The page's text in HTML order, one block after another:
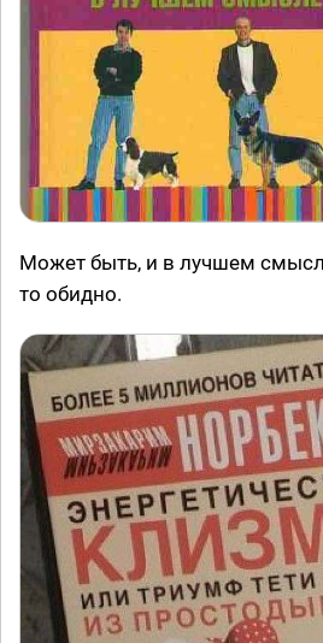
Может быть, и в лучшем
то обидно.